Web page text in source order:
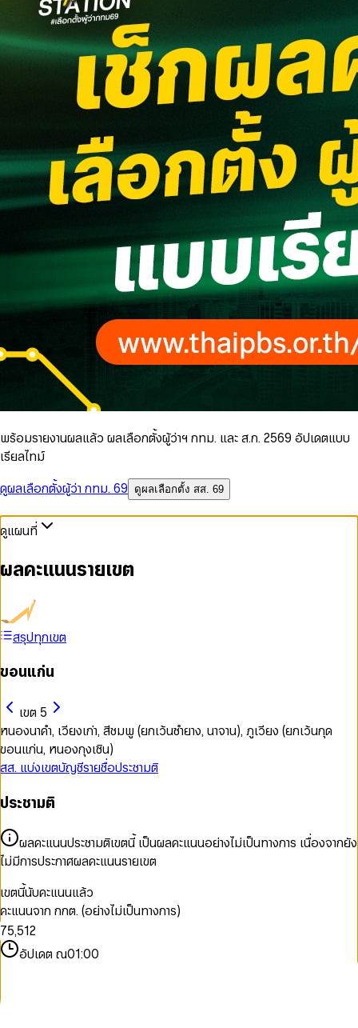
พร้อมรายงานผลแล้ว ผลเลือกตั้งผู้ว่าฯ กทม. และ ส.ก. 2569 อัปเดตแบบ
เรียลไทม์
ดูผลเลือกตั้งผู้ว่า กทม. 69
ดูผลเลือกตั้ง สส. 69
ดูแผนที่
ผลคะแนนรายเขต
สรุปทุกเขต
ขอนแก่น
เขต 5
หนองนาคำ, เวียงเก่า, สีชมพู (ยกเว้นซำยาง, นาจาน), ภูเวียง (ยกเว้นกุด
ขอนแก่น, หนองกุงเซิน)
สส. แบ่งเขตบัญชีรายชื่อประชามติ
ประชามติ
ผลคะแนนประชามติเขตนี้ เป็นผลคะแนนอย่างไม่เป็นทางการ เนื่องจากยัง
ไม่มีการประกาศผลคะแนนรายเขต
เขตนี้นับคะแนนแล้ว
คะแนนจาก กกต. (อย่างไม่เป็นทางการ)
0
1
2
3
4
5
6
7
8
9
0
1
2
3
4
5
6
7
,
0
1
2
3
4
5
6
7
0
1
2
3
0
1
2
3
4
อัปเดต ณ01:00